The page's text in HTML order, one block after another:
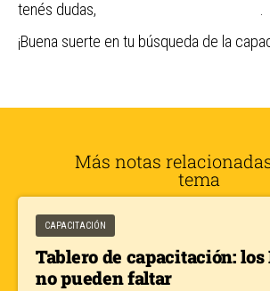
tenés dudas,
.
¡Buena suerte en tu búsqueda de la
Más notas
tema
CAPACITACIÓN
Tablero de capacitación: los
no pueden faltar